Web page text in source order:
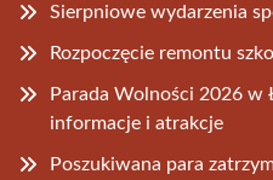
Sierpniowe wydarzenia
Rozpoczęcie remontu
Parada Wolności 2026 w
informacje i atrakcje
Poszukiwana para